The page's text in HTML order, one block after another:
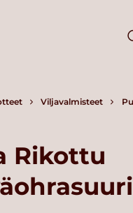
Viljavalmisteet
Rikottu